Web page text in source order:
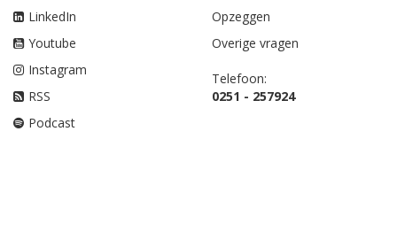
LinkedIn
Youtube
Instagram
RSS
Podcast
Opzeggen
Overige vragen
Telefoon:
0251 - 257924